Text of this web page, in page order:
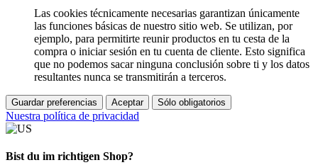
Las cookies técnicamente necesarias garantizan únicamente
las funciones básicas de nuestro sitio web. Se utilizan, por
ejemplo, para permitirte reunir productos en tu cesta de la
compra o iniciar sesión en tu cuenta de cliente. Esto significa
que no podemos sacar ninguna conclusión sobre ti y los datos
resultantes nunca se transmitirán a terceros.
Guardar preferencias Aceptar Sólo obligatorios
Nuestra política de privacidad
Bist du im richtigen Shop?